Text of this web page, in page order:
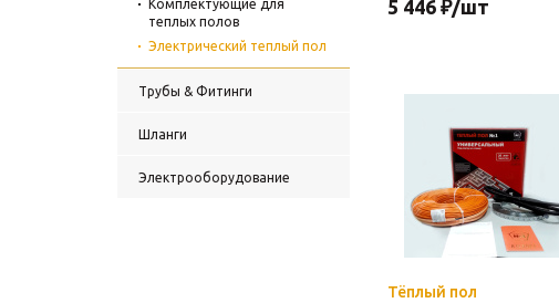
Комплектующие для
теплых полов
Электрический теплый пол
Трубы & Фитинги
Шланги
Электрооборудование
5 446 ₽/шт
Тёплый пол